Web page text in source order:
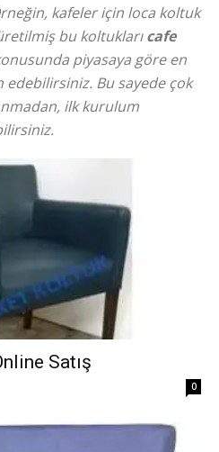
kafeler için loca koltuk
bu koltuklarıcafe
piyasaya göre en
Bu sayede çok
ilk kurulum
Satış
0